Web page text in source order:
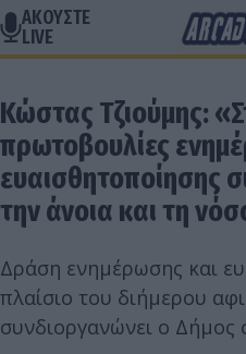
ΑΚΟΥΣΤΕ
LIVE
Κώστας Τζιούμης:
πρωτοβουλίες
ευαισθητοποίησης
την άνοια και τη
Δράση ενημέρωσης και
πλαίσιο του διήμερου
συνδιοργανώνει ο Δήμος